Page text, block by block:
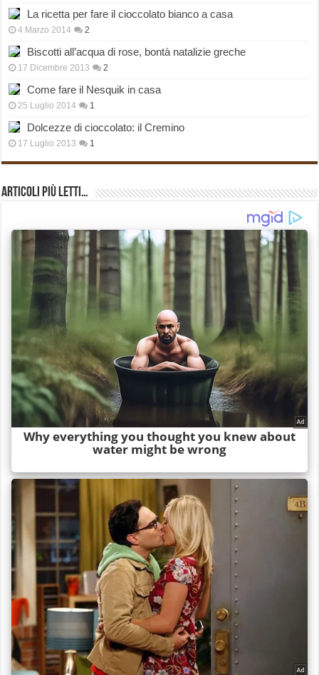
La ricetta per fare il cioccolato bianco a casa
4 Marzo 2014 2
Biscotti all’acqua di rose, bontà natalizie greche
17 Dicembre 2013 2
Come fare il Nesquik in casa
25 Luglio 2014 1
Dolcezze di cioccolato: il Cremino
17 Luglio 2013 1
Articoli più Letti…